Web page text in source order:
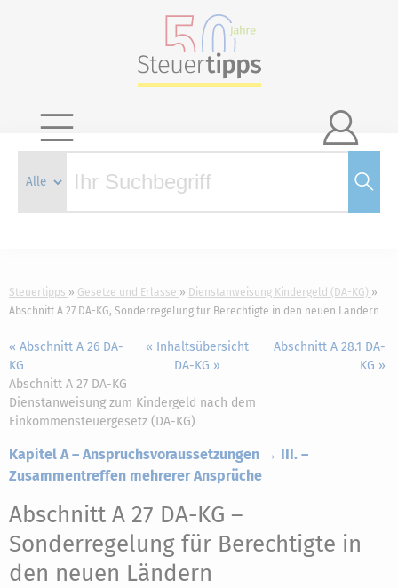

Steuertipps Gesetze und Erlasse
Dienstanweisung Kindergeld (DA-KG)
Abschnitt A 27 DA-KG, Sonderregelung für Berechtigte in den neuen Ländern
« Abschnitt A 26 DA-
KG
« Inhaltsübersicht
DA-KG »
Abschnitt A 28.1 DA-
KG »
Abschnitt A 27 DA-KG
Dienstanweisung zum Kindergeld nach dem
Einkommensteuergesetz (DA-KG)
Kapitel A – Anspruchsvoraussetzungen → III. –
Zusammentreffen mehrerer Ansprüche
Abschnitt A 27 DA-KG –
Sonderregelung für Berechtigte in
den neuen Ländern